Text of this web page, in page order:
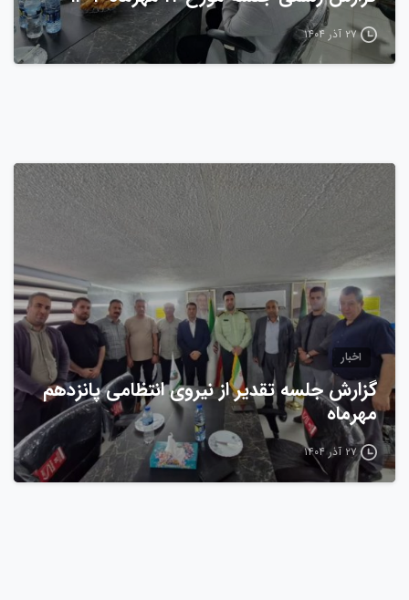
۲۷ آذر ۱۴۰۴
0
اخبار
گزارش جلسه تقدیر از نیروی انتظامی پانزدهم
مهرماه
۲۷ آذر ۱۴۰۴